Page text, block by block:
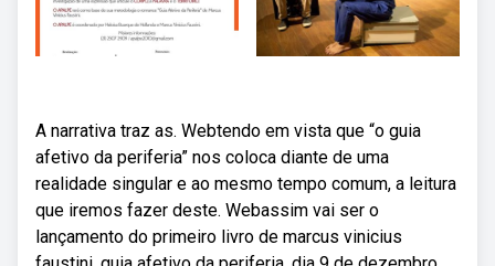
A narrativa traz as. Webtendo em vista que “o guia
afetivo da periferia” nos coloca diante de uma
realidade singular e ao mesmo tempo comum, a leitura
que iremos fazer deste. Webassim vai ser o
lançamento do primeiro livro de marcus vinicius